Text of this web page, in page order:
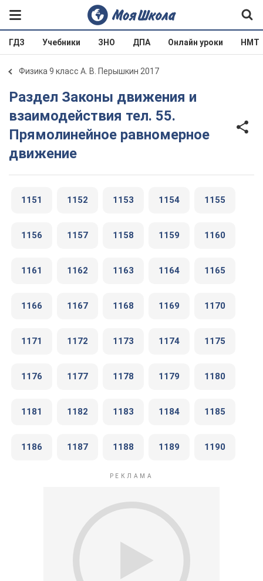
ГДЗ Учебники ЗНО ДПА Онлайн уроки НМТ
Физика 9 класс А. В. Перышкин 2017
Раздел Законы движения и
взаимодействия тел. 55.
Прямолинейное равномерное
движение
1151 1152 1153 1154 1155
1156 1157 1158 1159 1160
1161 1162 1163 1164 1165
1166 1167 1168 1169 1170
1171 1172 1173 1174 1175
1176 1177 1178 1179 1180
1181 1182 1183 1184 1185
1186 1187 1188 1189 1190